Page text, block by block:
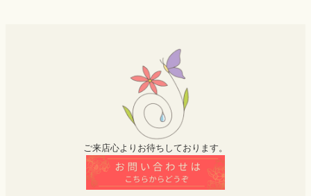
ご来店心よりお待ちしております。